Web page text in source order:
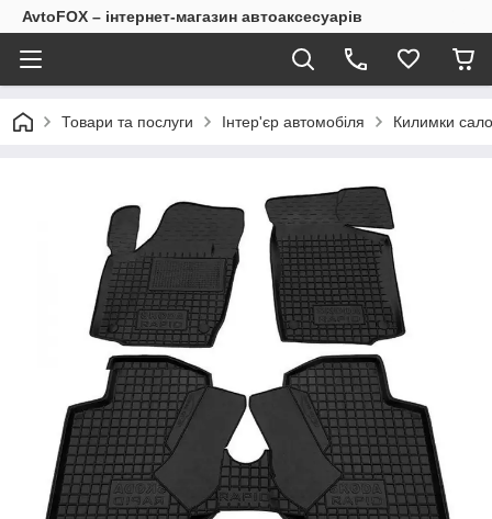
AvtoFOX – інтернет-магазин автоаксесуарів
Товари та послуги Інтер'єр автомобіля Килимки